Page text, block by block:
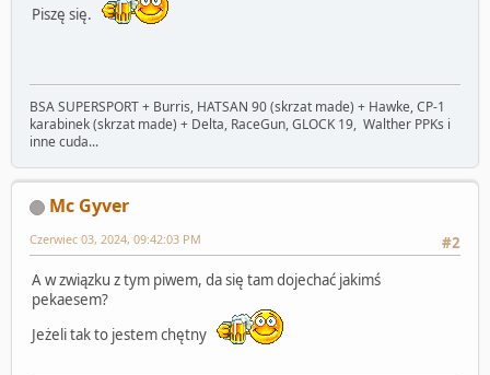
Piszę się.
BSA SUPERSPORT + Burris, HATSAN 90 (skrzat made) + Hawke, CP-1
karabinek (skrzat made) + Delta, RaceGun, GLOCK 19, Walther PPKs i
inne cuda...
Mc Gyver
#2
Czerwiec 03, 2024, 09:42:03 PM
A w związku z tym piwem, da się tam dojechać jakimś
pekaesem?
Jeżeli tak to jestem chętny